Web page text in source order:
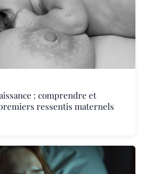
: comprendre et
ressentis maternels